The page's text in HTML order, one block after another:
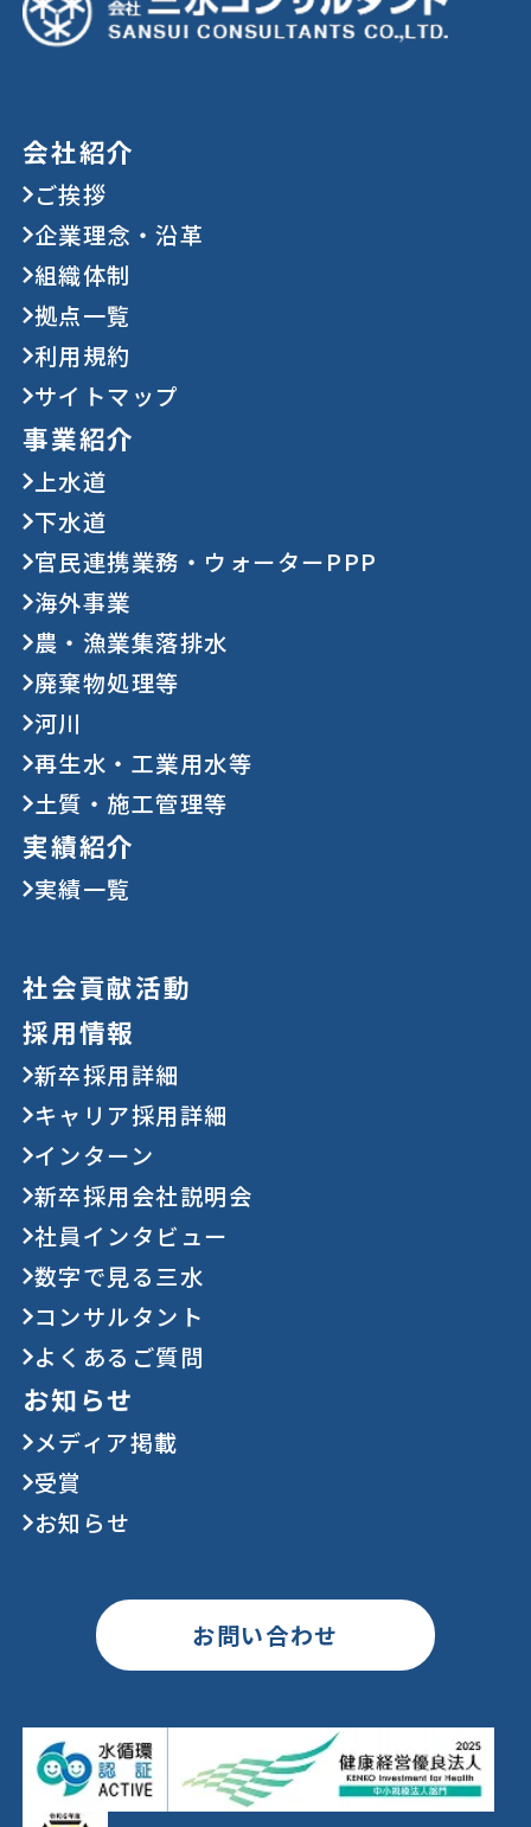
会社紹介
ご挨拶
企業理念・沿革
組織体制
拠点一覧
利用規約
サイトマップ
事業紹介
上水道
下水道
官民連携業務・ウォーターPPP
海外事業
農・漁業集落排水
廃棄物処理等
河川
再生水・工業用水等
土質・施工管理等
実績紹介
実績一覧
社会貢献活動
採用情報
新卒採用詳細
キャリア採用詳細
インターン
新卒採用会社説明会
社員インタビュー
数字で見る三水
コンサルタント
よくあるご質問
お知らせ
メディア掲載
受賞
お知らせ
お問い合わせ